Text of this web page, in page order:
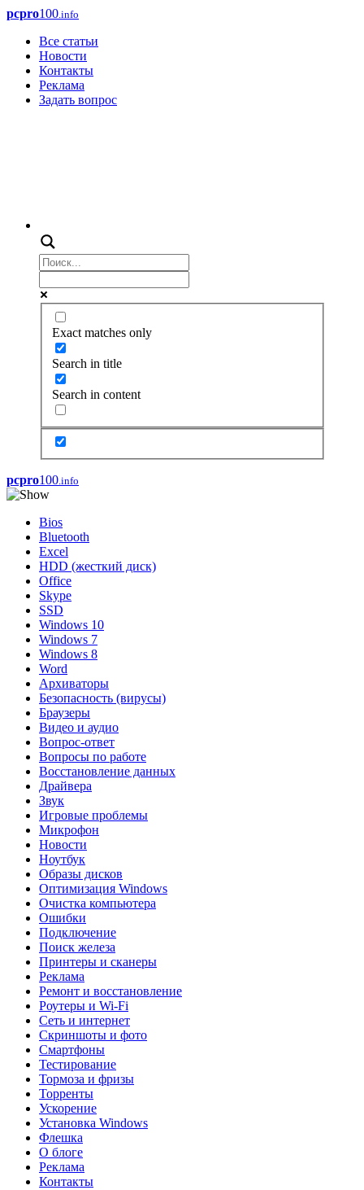
pcpro100.info
Все статьи
Новости
Контакты
Реклама
Задать вопрос
Exact matches only
Search in title
Search in content
pcpro100.info
Bios
Bluetooth
Excel
HDD (жесткий диск)
Office
Skype
SSD
Windows 10
Windows 7
Windows 8
Word
Архиваторы
Безопасность (вирусы)
Браузеры
Видео и аудио
Вопрос-ответ
Вопросы по работе
Восстановление данных
Драйвера
Звук
Игровые проблемы
Микрофон
Новости
Ноутбук
Образы дисков
Оптимизация Windows
Очистка компьютера
Ошибки
Подключение
Поиск железа
Принтеры и сканеры
Реклама
Ремонт и восстановление
Роутеры и Wi-Fi
Сеть и интернет
Скриншоты и фото
Смартфоны
Тестирование
Тормоза и фризы
Торренты
Ускорение
Установка Windows
Флешка
О блоге
Реклама
Контакты